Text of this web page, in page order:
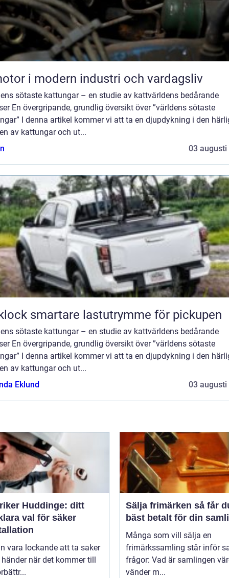
i modern industri och vardagsliv
sötaste kattungar – en studie av kattvärldens bedårande
En övergripande, grundlig översikt över ”världens sötaste
I denna artikel kommer vi att ta en djupdykning i den
av kattungar och ut...
03 augusti
Flaklock smartare lastutrymme för pickupen
sötaste kattungar – en studie av kattvärldens bedårande
En övergripande, grundlig översikt över ”världens sötaste
I denna artikel kommer vi att ta en djupdykning i den
av kattungar och ut...
Eklund
03 augusti
Huddinge: ditt
val för säker
vara lockande att ta saker
när det kommer till
Sälja frimärken så får du
bäst betalt för din
Många som vill sälja en
frimärkssamling står inför
frågor: Vad är samlingen
vänder m...